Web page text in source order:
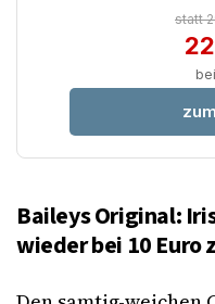
statt
Baileys Original:
wieder bei 10 Euro